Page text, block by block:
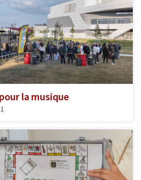
la musique
1